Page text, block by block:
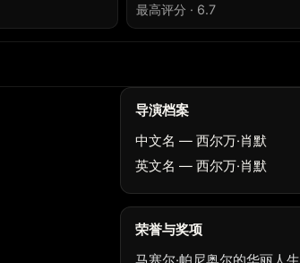
最高评分 · 6.7
导演档案
中文名 — 西尔万·肖默
英文名 — 西尔万·肖默
荣誉与奖项